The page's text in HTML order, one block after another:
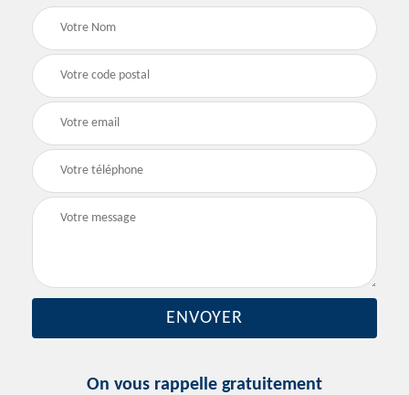
On vous rappelle gratuitement